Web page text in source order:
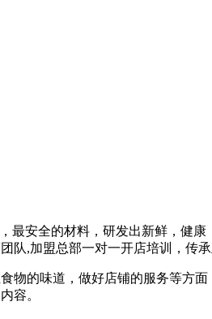
最安全的材料，研发出新鲜，健
,加盟总部一对一开店培训，传承
物的味道，做好店铺的服务等方
容。